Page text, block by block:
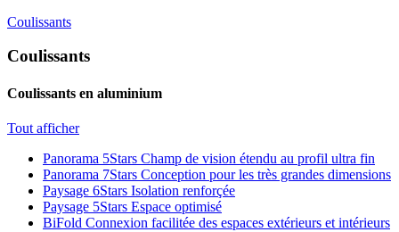
Coulissants
Coulissants
Coulissants en aluminium
Tout afficher
Panorama 5Stars Champ de vision étendu au profil ultra fin
Panorama 7Stars Conception pour les très grandes dimensions
Paysage 6Stars Isolation renforçée
Paysage 5Stars Espace optimisé
BiFold Connexion facilitée des espaces extérieurs et intérieurs